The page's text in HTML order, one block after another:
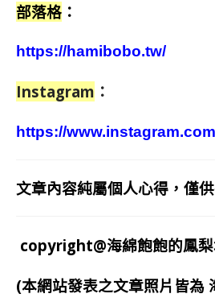
部落格 ：
https://hamibobo.tw/
Instagram ：
https://
文章內容純屬個人心得，僅供
copyright@海綿飽飽的鳳
(本網站發表之文章照片皆為